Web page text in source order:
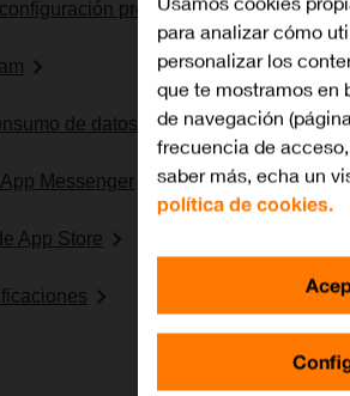
predeterminada
de datos
Messenger
App Store
para analizar cómo
personalizar los
que te mostramos en
de navegación
frecuencia de
saber más, echa un
política de cookies.